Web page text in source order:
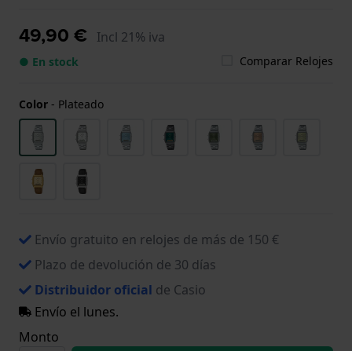
49,90 € Incl 21% iva
● En stock Comparar Relojes
Color - Plateado
Envío gratuito en relojes de más de 150 €
Plazo de devolución de 30 días
Distribuidor oficial de Casio
Envío el lunes.
Monto